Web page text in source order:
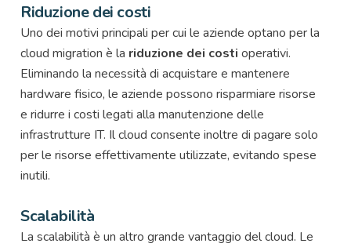
Riduzione dei costi
Uno dei motivi principali per cui le aziende optano per la
cloud migration è la riduzione dei costi operativi.
Eliminando la necessità di acquistare e mantenere
hardware fisico, le aziende possono risparmiare risorse
e ridurre i costi legati alla manutenzione delle
infrastrutture IT. Il cloud consente inoltre di pagare solo
per le risorse effettivamente utilizzate, evitando spese
inutili.
Scalabilità
La scalabilità è un altro grande vantaggio del cloud. Le